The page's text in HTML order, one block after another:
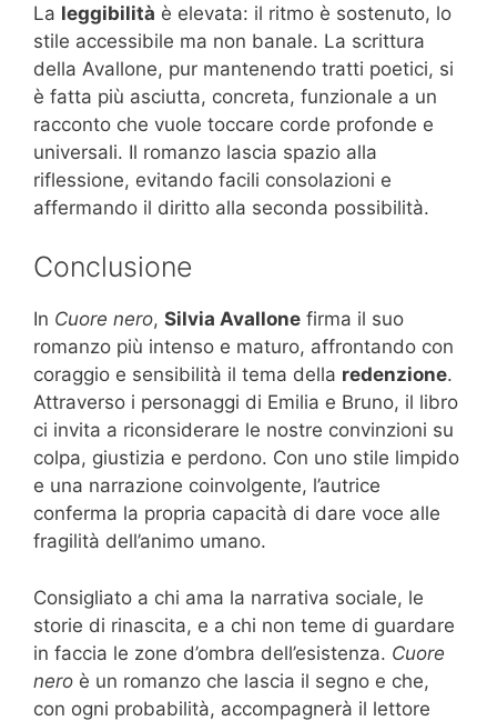
La leggibilità è elevata: il ritmo è sostenuto, lo
stile accessibile ma non banale. La scrittura
della Avallone, pur mantenendo tratti poetici, si
è fatta più asciutta, concreta, funzionale a un
racconto che vuole toccare corde profonde e
universali. Il romanzo lascia spazio alla
riflessione, evitando facili consolazioni e
affermando il diritto alla seconda possibilità.
Conclusione
In Cuore nero, Silvia Avallone firma il suo
romanzo più intenso e maturo, affrontando con
coraggio e sensibilità il tema della redenzione.
Attraverso i personaggi di Emilia e Bruno, il libro
ci invita a riconsiderare le nostre convinzioni su
colpa, giustizia e perdono. Con uno stile limpido
e una narrazione coinvolgente, l’autrice
conferma la propria capacità di dare voce alle
fragilità dell’animo umano.
Consigliato a chi ama la narrativa sociale, le
storie di rinascita, e a chi non teme di guardare
in faccia le zone d’ombra dell’esistenza. Cuore
nero è un romanzo che lascia il segno e che,
con ogni probabilità, accompagnerà il lettore